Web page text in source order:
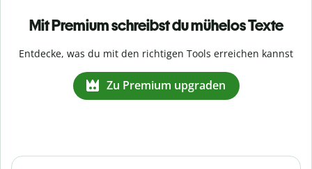
Mit Premium schreibst du mühelos Texte
Entdecke, was du mit den richtigen Tools erreichen kannst
Zu Premium upgraden